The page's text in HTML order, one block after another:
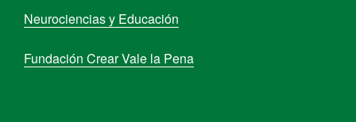
Neurociencias y Educación
Fundación Crear Vale la Pena